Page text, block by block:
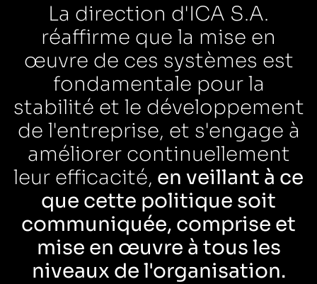
La direction d'ICA S.A.
réaffirme que la mise en
œuvre de ces systèmes est
fondamentale pour la
stabilité et le développement
de l'entreprise, et s'engage à
améliorer continuellement
leur efficacité, en veillant à ce
que cette politique soit
communiquée, comprise et
mise en œuvre à tous les
niveaux de l'organisation.